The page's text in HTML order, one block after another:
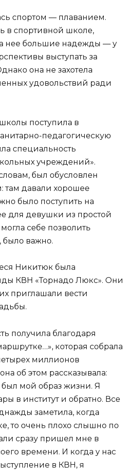
спортом — плаванием.
в спортивной школе,
нее большие надежды — у
выступать за
она не захотела
удовольствий ради
поступила в
педагогическую
специальность
учреждений».
был обусловлен
давали хорошее
было поступить на
для девушки из простой
себе позволить
было важно.
Никитюк была
КВН «Торнадо Люкс». Они
приглашали вести
получила благодаря
которая собрала
миллионов
об этом рассказывала:
мой образ жизни. Я
в институт и обратно. Все
заметила, когда
то очень плохо слышно по
сразу пришел мне в
времени. И когда у нас
в КВН, я